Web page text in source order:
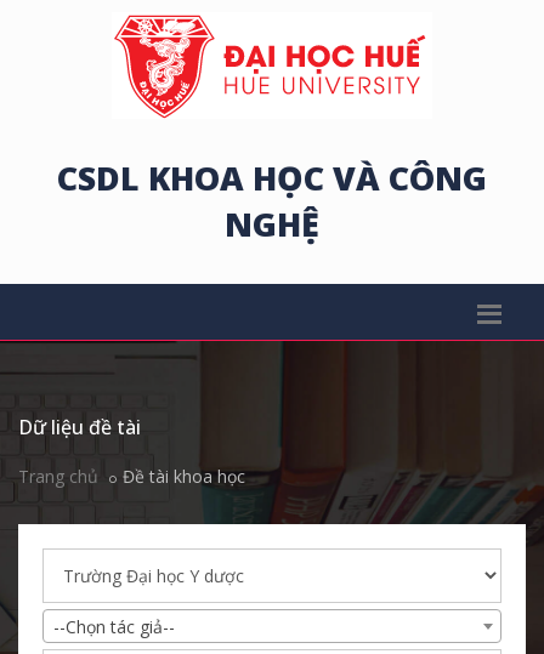
CSDL KHOA HỌC VÀ CÔNG
NGHỆ
Dữ liệu đề tài
Trang chủ Đề tài khoa học
--Chọn tác giả--